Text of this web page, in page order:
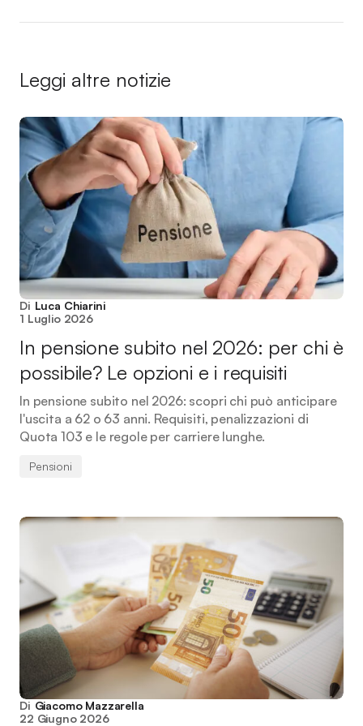
Leggi altre notizie
Di Luca Chiarini
1 Luglio 2026
In pensione subito nel 2026: per chi è
possibile? Le opzioni e i requisiti
In pensione subito nel 2026: scopri chi può anticipare
l'uscita a 62 o 63 anni. Requisiti, penalizzazioni di
Quota 103 e le regole per carriere lunghe.
Pensioni
Di Giacomo Mazzarella
22 Giugno 2026